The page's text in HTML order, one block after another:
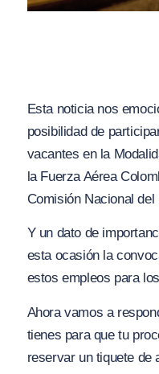
Esta noticia nos
posibilidad de
vacantes en la
la Fuerza Aérea
Comisión Nacional
Y un dato de
esta ocasión la
estos empleos para
Ahora vamos a
tienes para que tu
reservar un tiquete de